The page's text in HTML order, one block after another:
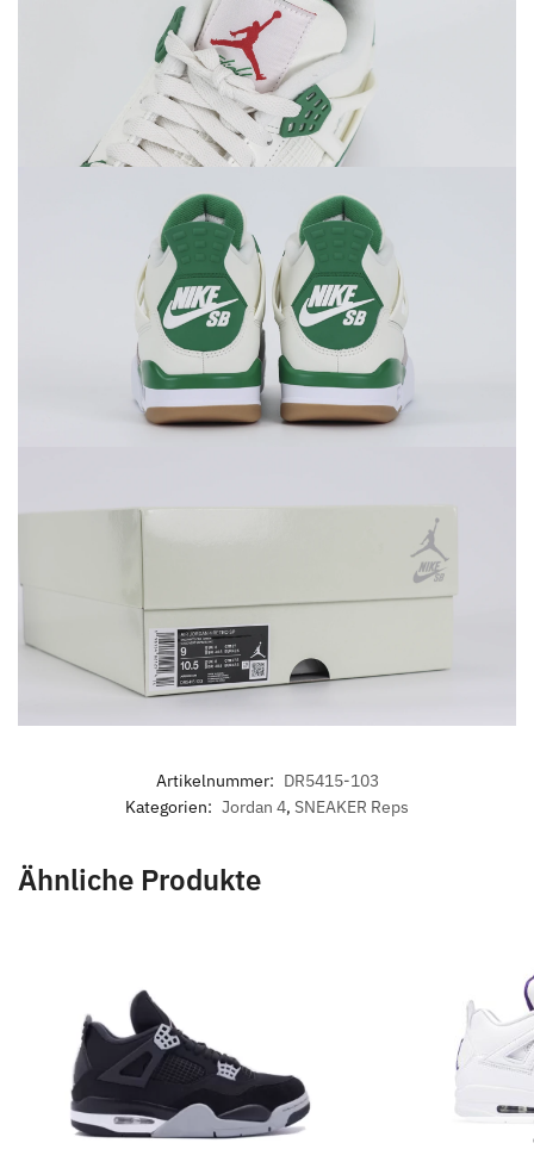
Artikelnummer: DR5415-103
Kategorien: Jordan 4, SNEAKER Reps
Ähnliche Produkte